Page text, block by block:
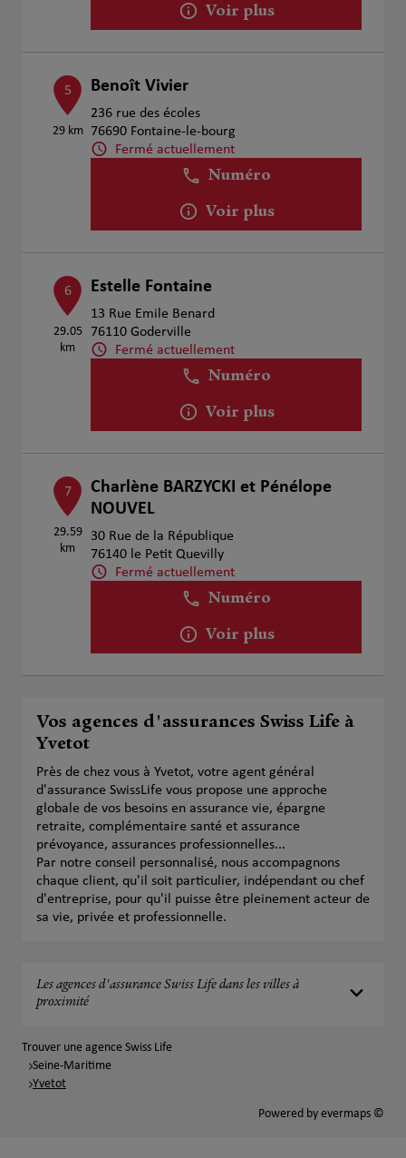
Voir plus
5
29 km
Benoît Vivier
236 rue des écoles
76690 Fontaine-le-bourg
Fermé actuellement
Numéro
Voir plus
6
29.05
km
Estelle Fontaine
13 Rue Emile Benard
76110 Goderville
Fermé actuellement
Numéro
Voir plus
7
29.59
km
Charlène BARZYCKI et Pénélope
NOUVEL
30 Rue de la République
76140 le Petit Quevilly
Fermé actuellement
Numéro
Voir plus
Vos agences d'assurances Swiss Life à
Yvetot
Près de chez vous à Yvetot, votre agent général
d'assurance SwissLife vous propose une approche
globale de vos besoins en assurance vie, épargne
retraite, complémentaire santé et assurance
prévoyance, assurances professionnelles...
Par notre conseil personnalisé, nous accompagnons
chaque client, qu'il soit particulier, indépendant ou chef
d'entreprise, pour qu'il puisse être pleinement acteur de
sa vie, privée et professionnelle.
Les agences d'assurance Swiss Life dans les villes à
proximité
Trouver une agence Swiss Life
Seine-Maritime
Yvetot
Powered by evermaps ©